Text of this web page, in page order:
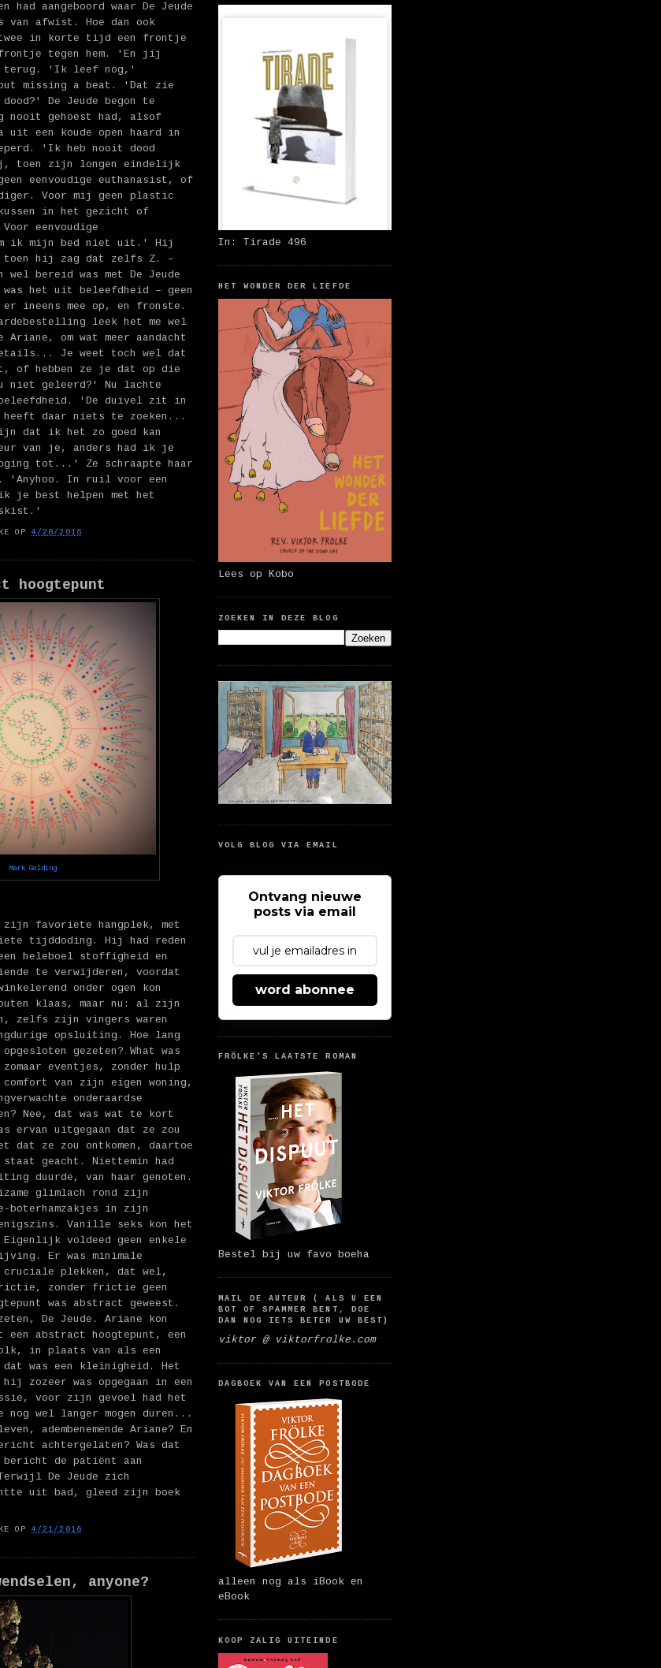
had aangeboord waar De Jeude
van afwist. Hoe dan ook
in korte tijd een frontje
frontje tegen hem. 'En jij
terug. 'Ik leef nog,'
missing a beat. 'Dat zie
De Jeude begon te
nooit gehoest had, alsof
uit een koude open haard in
'Ik heb nooit dood
toen zijn longen eindelijk
eenvoudige euthanasist, of
Voor mij geen plastic
in het gezicht of
eenvoudige
ik mijn bed niet uit.' Hij
toen hij zag dat zelfs Z. –
wel bereid was met De Jeude
het uit beleefdheid – geen
ineens mee op, en fronste.
leek het me wel
Ariane, om wat meer aandacht
Je weet toch wel dat
of hebben ze je dat op die
niet geleerd?' Nu lachte
'De duivel zit in
heeft daar niets te zoeken...
dat ik het zo goed kan
van je, anders had ik je
tot...' Ze schraapte haar
'Anyhoo. In ruil voor een
best helpen met het
OP4/28/2016
hoogtepunt
Mark Golding
zijn favoriete hangplek, met
tijddoding. Hij had reden
heleboel stoffigheid en
te verwijderen, voordat
onder ogen kon
klaas, maar nu: al zijn
zelfs zijn vingers waren
opsluiting. Hoe lang
gezeten? What was
eventjes, zonder hulp
van zijn eigen woning,
onderaardse
Nee, dat was wat te kort
ervan uitgegaan dat ze zou
dat ze zou ontkomen, daartoe
geacht. Niettemin had
duurde, van haar genoten.
glimlach rond zijn
boterhamzakjes in zijn
Vanille seks kon het
Eigenlijk voldeed geen enkele
Er was minimale
cruciale plekken, dat wel,
zonder frictie geen
was abstract geweest.
De Jeude. Ariane kon
een abstract hoogtepunt, een
in plaats van als een
was een kleinigheid. Het
zozeer was opgegaan in een
voor zijn gevoel had het
wel langer mogen duren...
adembenemende Ariane? En
achtergelaten? Was dat
de patiënt aan
De Jeude zich
uit bad, gleed zijn boek
OP4/21/2016
anyone?
In: Tirade 496
HET WONDER DER LIEFDE
Lees op Kobo
ZOEKEN IN DEZE BLOG
VOLG BLOG VIA EMAIL
Ontvang nieuwe
posts via email
word abonnee
FRÖLKE'S LAATSTE ROMAN
Bestel bij uw favo boeha
MAIL DE AUTEUR ( ALS U EEN
BOT OF SPAMMER BENT, DOE
DAN NOG IETS BETER UW BEST)
viktor @ viktorfrolke.com
DAGBOEK VAN EEN POSTBODE
alleen nog als iBook en
eBook
KOOP ZALIG UITEINDE